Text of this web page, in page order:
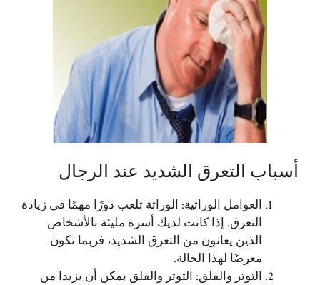
أسباب التعرق الشديد عند الرجال
العوامل الوراثية: الوراثة تلعب دورًا مهمًا في زيادة
التعرق. إذا كانت لديك أسرة مليئة بالأشخاص
الذين يعانون من التعرق الشديد، فربما تكون
معرضًا لهذا الحالة.
التوتر والقلق: التوتر والقلق يمكن أن يزيدا من